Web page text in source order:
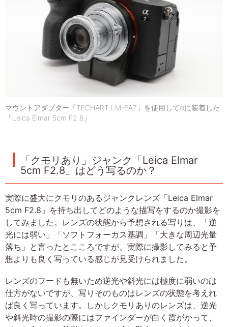
マウントアダプター「TECHART LM-EA7」を使用してαに装着した
「Leica Elmar 5cm F2.8」
「クモリあり」ジャンク「Leica Elmar
5cm F2.8」はどう写るのか？
実際に盛大にクモリのあるジャンクレンズ「Leica Elmar
5cm F2.8」を持ち出してどのような描写をするのか撮影を
してみました。レンズの状態から予想される写りは、「逆
光には弱い」「ソフトフォーカス基調」「大きな周辺光量
落ち」と言ったとこころですが、実際に撮影してみると予
想よりも良く写っている感じが見受けられました。
レンズのフードも無いため逆光や斜光には極度に弱いのは
仕方がないですが、写りそのものはレンズの状態を考えれ
ば良く写っています。しかしクモリありのレンズは、逆光
や斜光時の撮影の際にはファインダーが白く霞がかって、